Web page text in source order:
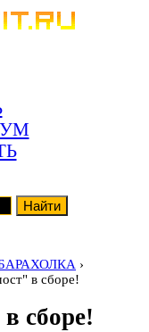
›
в сборе!
сборе!